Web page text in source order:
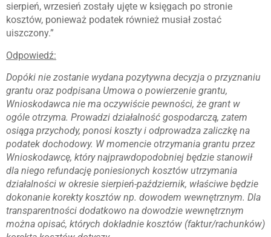
sierpień, wrzesień zostały ujęte w księgach po stronie
kosztów, ponieważ podatek również musiał zostać
uiszczony.”
Odpowiedź:
Dopóki nie zostanie wydana pozytywna decyzja o przyznaniu
grantu oraz podpisana Umowa o powierzenie grantu,
Wnioskodawca nie ma oczywiście pewności, że grant w
ogóle otrzyma. Prowadzi działalność gospodarczą, zatem
osiąga przychody, ponosi koszty i odprowadza zaliczkę na
podatek dochodowy. W momencie otrzymania grantu przez
Wnioskodawcę, który najprawdopodobniej będzie stanowił
dla niego refundację poniesionych kosztów utrzymania
działalności w okresie sierpień-październik, właściwe będzie
dokonanie korekty kosztów np. dowodem wewnętrznym. Dla
transparentności dodatkowo na dowodzie wewnętrznym
można opisać, których dokładnie kosztów (faktur/rachunków)